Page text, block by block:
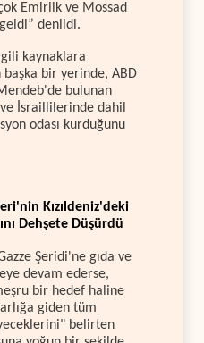
Emirlik ve Mossad
denildi.
kaynaklara
başka bir yerinde, ABD
bulunan
ve İsraillilerinde dahil
odası kurduğunu
Kızıldeniz'deki
Dehşete Düşürdü
Şeridi'ne gıda ve
devam ederse,
bir hedef haline
giden tüm
belirten